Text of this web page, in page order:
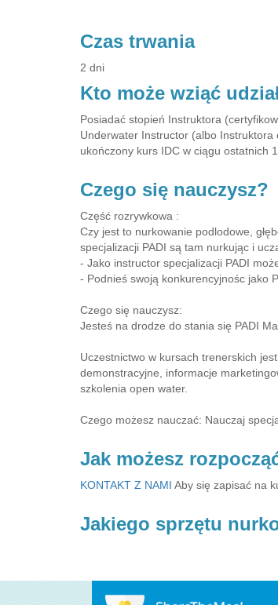
Czas trwania
2 dni
Kto może wziąć
Posiadać stopień Instruktora
Underwater Instructor (albo Instruktora
ukończony kurs IDC w ciągu ostatnich
Czego się nauczysz?
Część rozrywkowa :
Czy jest to nurkowanie podlodowe,
specjalizacji PADI są tam nurkując i
- Jako instructor specjalizacji PADI
- Podnieś swoją konkurencyjnośc jako
Czego się nauczysz:
Jesteś na drodze do stania się PADI
Uczestnictwo w kursach trenerskich
demonstracyjne, informacje
szkolenia open water.
Czego możesz nauczać: Nauczaj
Jak możesz
KONTAKT Z NAMI Aby się zapisać na
Jakiego sprzętu